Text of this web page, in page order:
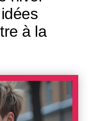
à la